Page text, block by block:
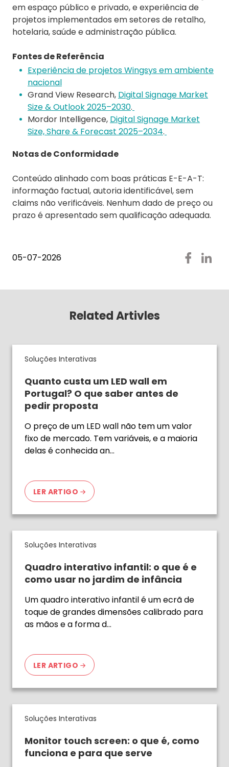
em espaço público e privado, e experiência de
projetos implementados em setores de retalho,
hotelaria, saúde e administração pública.
Fontes de Referência
Experiência de projetos Wingsys em ambiente
nacional
Grand View Research, Digital Signage Market
Size & Outlook 2025–2030.
Mordor Intelligence, Digital Signage Market
Size, Share & Forecast 2025–2034.
Notas de Conformidade
Conteúdo alinhado com boas práticas E-E-A-T:
informação factual, autoria identificável, sem
claims não verificáveis. Nenhum dado de preço ou
prazo é apresentado sem qualificação adequada.
05-07-2026
Related Artivles
Soluções Interativas
Quanto custa um LED wall em
Portugal? O que saber antes de
pedir proposta
O preço de um LED wall não tem um valor
fixo de mercado. Tem variáveis, e a maioria
delas é conhecida an…
LER ARTIGO
Soluções Interativas
Quadro interativo infantil: o que é e
como usar no jardim de infância
Um quadro interativo infantil é um ecrã de
toque de grandes dimensões calibrado para
as mãos e a forma d…
LER ARTIGO
Soluções Interativas
Monitor touch screen: o que é, como
funciona e para que serve